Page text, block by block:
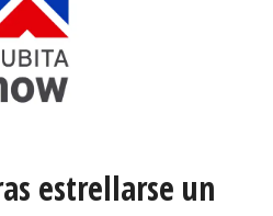
estrellarse un